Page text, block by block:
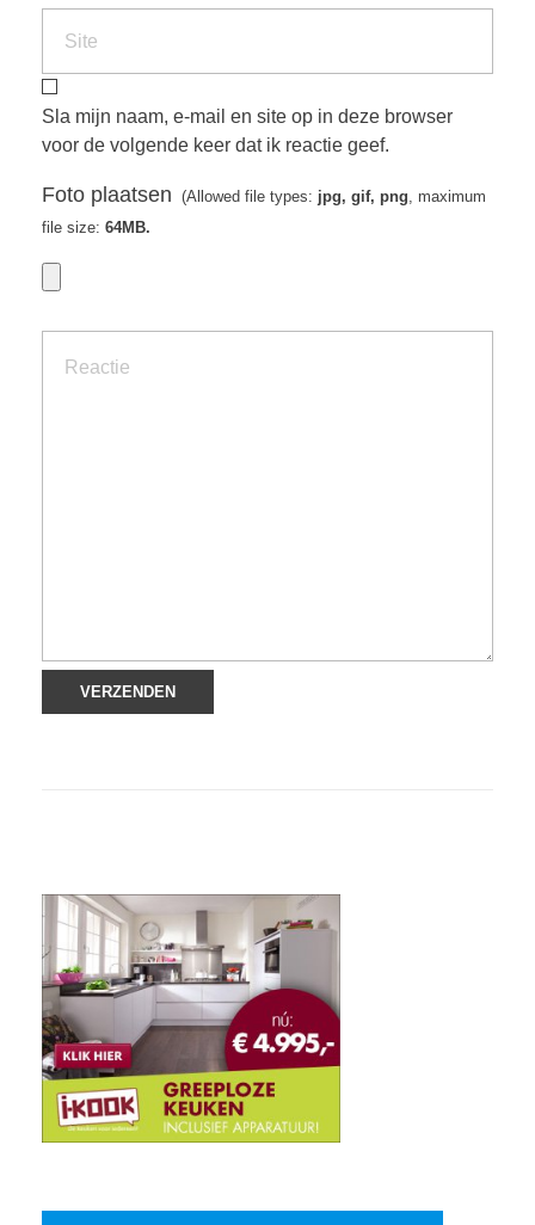
Sla mijn naam, e-mail en site op in deze browser
voor de volgende keer dat ik reactie geef.
Foto plaatsen (Allowed file types: jpg, gif, png, maximum
file size: 64MB.